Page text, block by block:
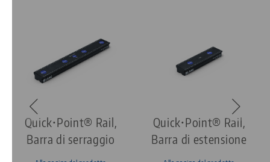
Quick•Point® Rail,
Barra di serraggio
Quick•Point® Rail,
Barra di estensione